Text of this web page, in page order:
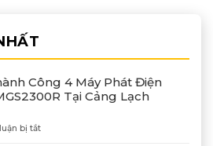
Công 4 Máy Phát Điện
Tại Cảng Lạch
bị tắtở